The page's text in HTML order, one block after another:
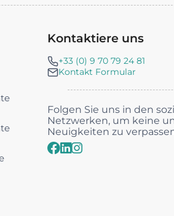
Kontaktiere uns
+33 (0) 9 70 79 24 81
Kontakt Formular
Folgen Sie uns in den
Netzwerken, um keine
Neuigkeiten zu